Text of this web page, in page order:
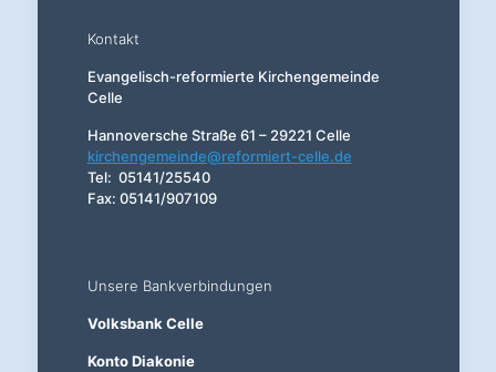
Kontakt
Evangelisch-reformierte Kirchengemeinde
Celle
Hannoversche Straße 61 – 29221 Celle
kirchengemeinde@reformiert-celle.de
Tel: 05141/25540
Fax: 05141/907109
Unsere Bankverbindungen
Volksbank Celle
Konto Diakonie